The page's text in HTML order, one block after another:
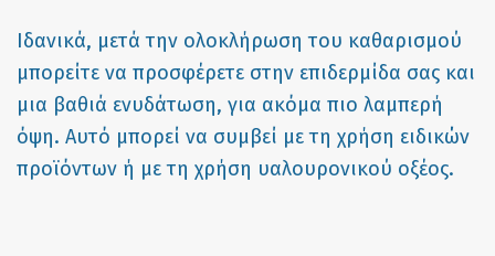
Ιδανικά, μετά την ολοκλήρωση του καθαρισμού
μπορείτε να προσφέρετε στην επιδερμίδα σας και
μια βαθιά ενυδάτωση, για ακόμα πιο λαμπερή
όψη. Αυτό μπορεί να συμβεί με τη χρήση ειδικών
προϊόντων ή με τη χρήση υαλουρονικού οξέος.